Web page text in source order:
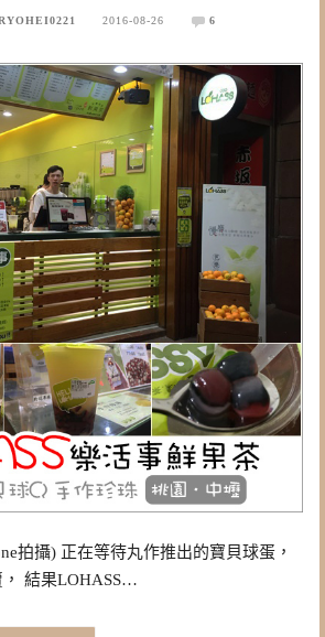
2016-08-26 6
拍攝) 正在等待丸作推出的寶貝球蛋，
結果LOHASS…